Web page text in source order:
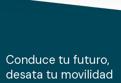
de cookies.
información sobre el uso que
nuestros partners de redes
Conduce tu futuro,
desata tu movilidad